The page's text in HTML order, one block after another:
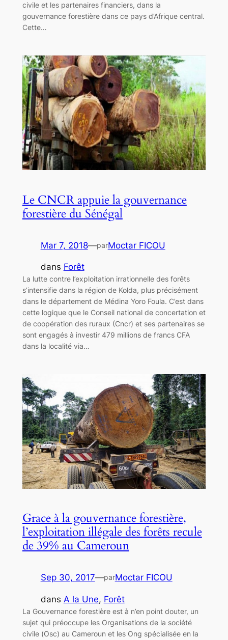
civile et les partenaires financiers, dans la
gouvernance forestière dans ce pays d’Afrique central.
Cette…
Le CNCR appuie la gouvernance
forestière du Sénégal
Mar 7, 2018—parMoctar FICOU
dans Forêt
La lutte contre l’exploitation irrationnelle des forêts
s’intensifie dans la région de Kolda, plus précisément
dans le département de Médina Yoro Foula. C’est dans
cette logique que le Conseil national de concertation et
de coopération des ruraux (Cncr) et ses partenaires se
sont engagés à investir 479 millions de francs CFA
dans la localité via…
Grace à la gouvernance forestière,
l’exploitation illégale des forêts recule
de 39% au Cameroun
Sep 30, 2017—parMoctar FICOU
dans A la Une, Forêt
La Gouvernance forestière est à n’en point douter, un
sujet qui préoccupe les Organisations de la société
civile (Osc) au Cameroun et les Ong spécialisée en la